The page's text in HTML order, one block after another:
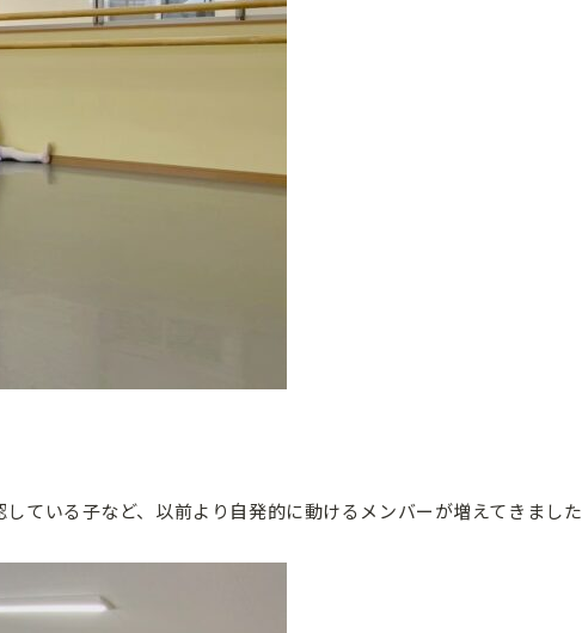
ている子など、以前より自発的に動けるメンバーが増えてきました